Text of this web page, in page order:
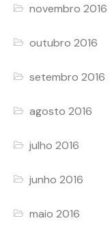
novembro 2016
outubro 2016
setembro 2016
agosto 2016
julho 2016
junho 2016
maio 2016